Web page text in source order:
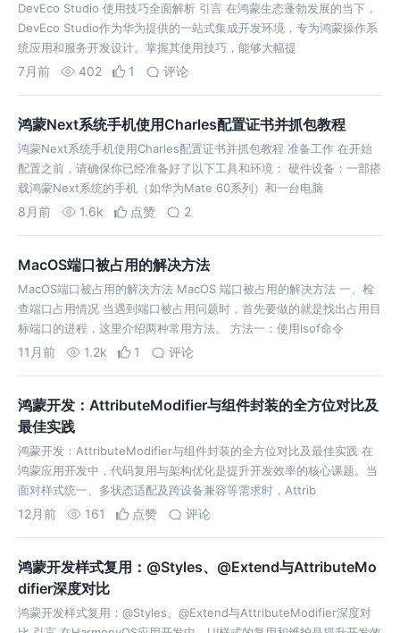
DevEco Studio 使用技巧全面解析 引言 在鸿蒙生态蓬勃发展的当下，
DevEco Studio作为华为提供的一站式集成开发环境，专为鸿蒙操作系
统应用和服务开发设计。掌握其使用技巧，能够大幅提
7月前 402 1 评论
鸿蒙Next系统手机使用Charles配置证书并抓包教程
鸿蒙Next系统手机使用Charles配置证书并抓包教程 准备工作 在开始
配置之前，请确保你已经准备好了以下工具和环境： 硬件设备：一部搭
载鸿蒙Next系统的手机（如华为Mate 60系列）和一台电脑
8月前 1.6k 点赞 2
MacOS端口被占用的解决方法
MacOS端口被占用的解决方法 MacOS 端口被占用的解决方法 一、检
查端口占用情况 当遇到端口被占用问题时，首先要做的就是找出占用目
标端口的进程，这里介绍两种常用方法。 方法一：使用lsof命令
11月前 1.2k 1 评论
鸿蒙开发：AttributeModifier与组件封装的全方位对比及
最佳实践
鸿蒙开发：AttributeModifier与组件封装的全方位对比及最佳实践 在
鸿蒙应用开发中，代码复用与架构优化是提升开发效率的核心课题。当
面对样式统一、多状态适配及跨设备兼容等需求时，Attrib
12月前 161 点赞 评论
鸿蒙开发样式复用：@Styles、@Extend与AttributeMo
difier深度对比
鸿蒙开发样式复用：@Styles、@Extend与AttributeModifier深度对